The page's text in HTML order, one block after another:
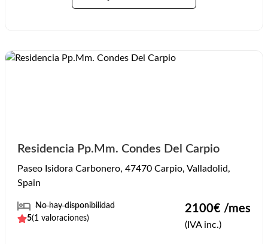
Residencia Pp.Mm. Condes Del Carpio
Paseo Isidora Carbonero, 47470 Carpio, Valladolid,
Spain
No hay disponibilidad
5(1 valoraciones)
2100€ /mes
(IVA inc.)